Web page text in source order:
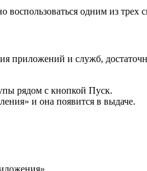
одним из трех
приложений и служб,
рядом с кнопкой Пуск.
и она появится в выдаче.